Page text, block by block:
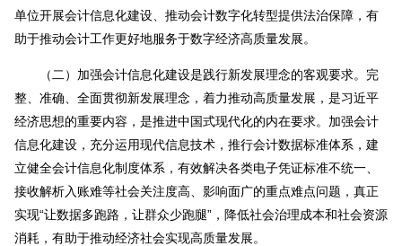
单位开展会计信息化建设、推动会计数字化转型提供法治保障，有
助于推动会计工作更好地服务于数字经济高质量发展。
（二）加强会计信息化建设是践行新发展理念的客观要求。完
整、准确、全面贯彻新发展理念，着力推动高质量发展，是习近平
经济思想的重要内容，是推进中国式现代化的内在要求。加强会计
信息化建设，充分运用现代信息技术，推行会计数据标准体系，建
立健全会计信息化制度体系，有效解决各类电子凭证标准不统一、
接收解析入账难等社会关注度高、影响面广的重点难点问题，真正
实现“让数据多跑路，让群众少跑腿”，降低社会治理成本和社会资源
消耗，有助于推动经济社会实现高质量发展。